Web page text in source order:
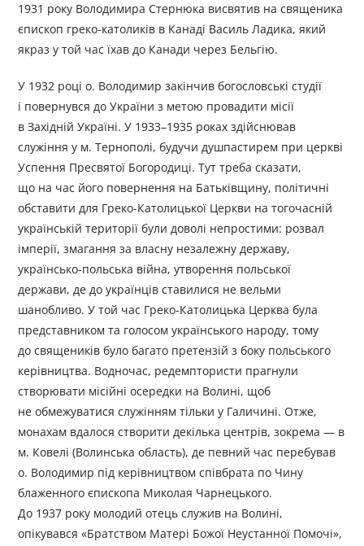
1931 року Володимира Стернюка висвятив на священика
єпископ греко-католиків в Канаді Василь Ладика, який
якраз у той час їхав до Канади через Бельгію.
У 1932 році о. Володимир закінчив богословські студії
і повернувся до України з метою провадити місії
в Західній Україні. У 1933–1935 роках здійснював
служіння у м. Тернополі, будучи душпастирем при церкві
Успення Пресвятої Богородиці. Тут треба сказати,
що на час його повернення на Батьківщину, політичні
обставити для Греко-Католицької Церкви на тогочасній
українській території були доволі непростими: розвал
імперії, змагання за власну незалежну державу,
українсько-польська війна, утворення польської
держави, де до українців ставилися не вельми
шанобливо. У той час Греко-Католицька Церква була
представником та голосом українського народу, тому
до священиків було багато претензій з боку польського
керівництва. Водночас, редемптористи прагнули
створювати місійні осередки на Волині, щоб
не обмежуватися служінням тільки у Галичині. Отже,
монахам вдалося створити декілька центрів, зокрема — в
м. Ковелі (Волинська область), де певний час перебував
о. Володимир під керівництвом співбрата по Чину
блаженного єпископа Миколая Чарнецького.
До 1937 року молодий отець служив на Волині,
опікувався «Братством Матері Божої Неустанної Помочі»,